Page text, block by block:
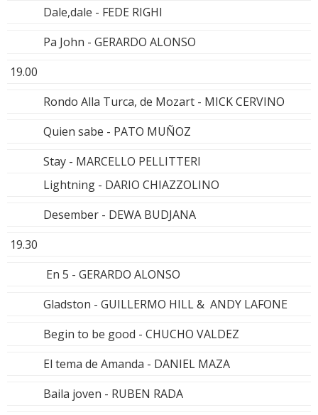
Dale,dale - FEDE RIGHI
Pa John - GERARDO ALONSO
19.00
Rondo Alla Turca, de Mozart - MICK CERVINO
Quien sabe - PATO MUÑOZ
Stay - MARCELLO PELLITTERI
Lightning - DARIO CHIAZZOLINO
Desember - DEWA BUDJANA
19.30
En 5 - GERARDO ALONSO
Gladston - GUILLERMO HILL & ANDY LAFONE
Begin to be good - CHUCHO VALDEZ
El tema de Amanda - DANIEL MAZA
Baila joven - RUBEN RADA